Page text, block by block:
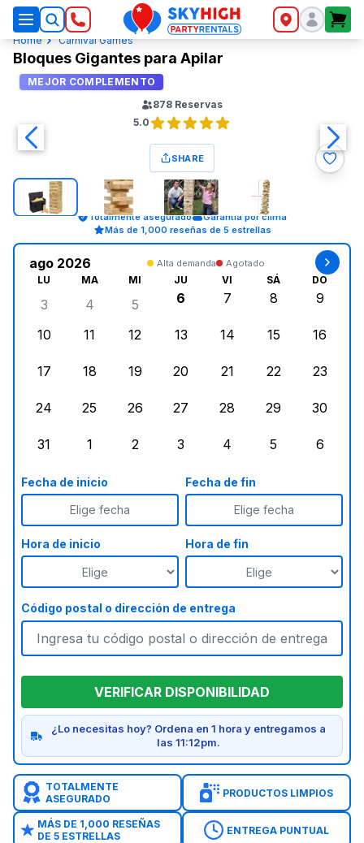
SkyHigh Logo
Home Carnival Games
Bloques Gigantes para Apilar
MEJOR COMPLEMENTO
878 Reservas
5.0
SHARE
Totalmente asegurado
Garantía por clima
Más de 1,000 reseñas de 5 estrellas
ago 2026 Alta demanda Agotado
LU MA MI JU VI SÁ DO
lunes, agosto 3, 2026
3
martes, agosto 4, 2026
4
miércoles, agosto 5, 2026
5
6
7
8
9
10
11
12
13
14
15
16
17
18
19
20
21
22
23
24
25
26
27
28
29
30
31
1
2
3
4
5
6
Fecha de inicio
Elige fecha
Fecha de fin
Elige fecha
Hora de inicio Hora de fin
Código postal o dirección de entrega
VERIFICAR DISPONIBILIDAD
¿Lo necesitas hoy? Ordena en 1 hora y entregamos a
las 11:12pm.
TOTALMENTE
ASEGURADO
PRODUCTOS LIMPIOS
MÁS DE 1,000 RESEÑAS
DE 5 ESTRELLAS
ENTREGA PUNTUAL